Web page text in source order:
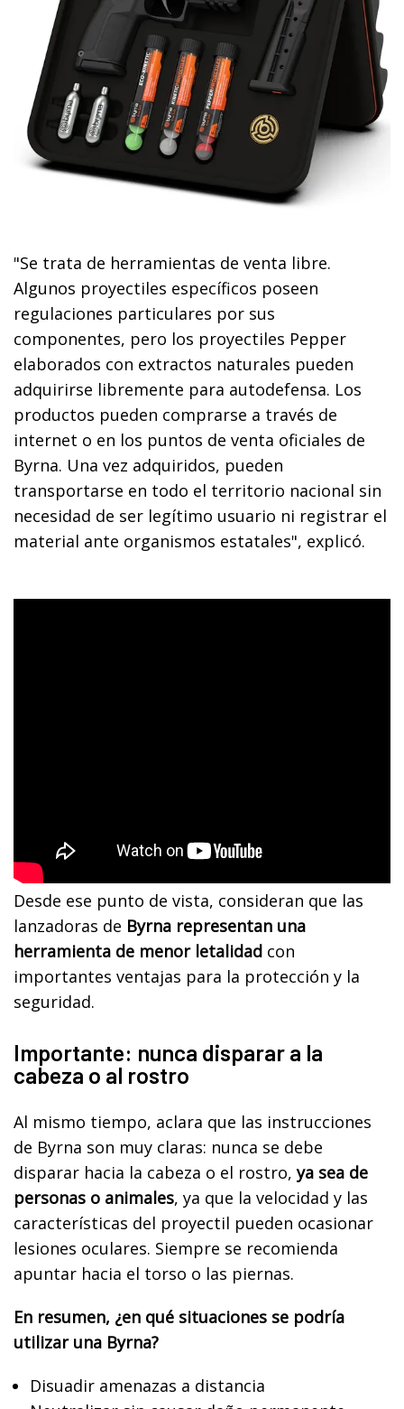
"Se trata de herramientas de venta libre.
Algunos proyectiles específicos poseen
regulaciones particulares por sus
componentes, pero los proyectiles Pepper
elaborados con extractos naturales pueden
adquirirse libremente para autodefensa. Los
productos pueden comprarse a través de
internet o en los puntos de venta oficiales de
Byrna. Una vez adquiridos, pueden
transportarse en todo el territorio nacional sin
necesidad de ser legítimo usuario ni registrar el
material ante organismos estatales", explicó.
Desde ese punto de vista, consideran que las
lanzadoras de Byrna representan una
herramienta de menor letalidad con
importantes ventajas para la protección y la
seguridad.
Importante: nunca disparar a la
cabeza o al rostro
Al mismo tiempo, aclara que las instrucciones
de Byrna son muy claras: nunca se debe
disparar hacia la cabeza o el rostro,ya sea de
personas o animales, ya que la velocidad y las
características del proyectil pueden ocasionar
lesiones oculares. Siempre se recomienda
apuntar hacia el torso o las piernas.
En resumen, ¿en qué situaciones se podría
utilizar una Byrna?
Disuadir amenazas a distancia